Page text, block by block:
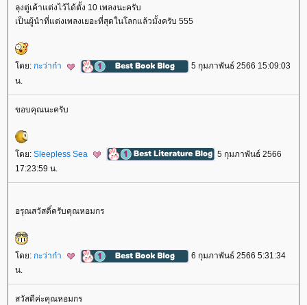
ลุงตู่เค้าแต่งไว้ได้ตั้ง 10 เพลงนะครับ
เป็นผู้นำที่แต่งเพลงเยอะที่สุดในโลกแล้วมั้งครับ 555
ดย: กะว่าก๋า
5 กุมภาพันธ์ 2566 15:09:03
น.
ขอบคุณนะครับ
ดย: Sleepless Sea
5 กุมภาพันธ์ 2566
17:23:59 น.
อรุณสวัสดิ์ครับคุณหอมกร
ดย: กะว่าก๋า
6 กุมภาพันธ์ 2566 5:31:34
น.
สวัสดีค่ะคุณหอมกร